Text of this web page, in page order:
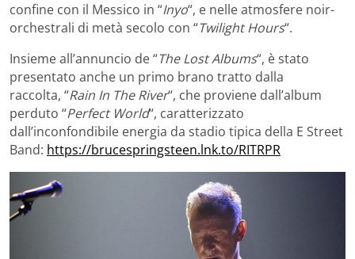
confine con il Messico in “Inyo“, e nelle atmosfere noir-
orchestrali di metà secolo con “Twilight Hours“.
Insieme all’annuncio de “The Lost Albums“, è stato
presentato anche un primo brano tratto dalla
raccolta, “Rain In The River“, che proviene dall’album
perduto “Perfect World“, caratterizzato
dall’inconfondibile energia da stadio tipica della E Street
Band: https://brucespringsteen.lnk.to/RITRPR